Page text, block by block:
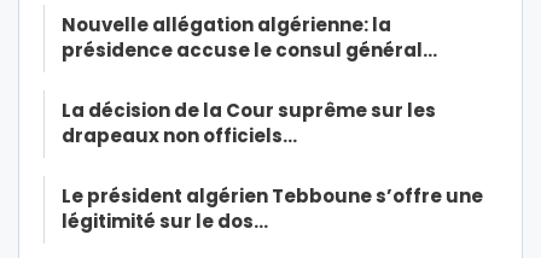
Nouvelle allégation algérienne: la
présidence accuse le consul général…
La décision de la Cour suprême sur les
drapeaux non officiels…
Le président algérien Tebboune s’offre une
légitimité sur le dos…